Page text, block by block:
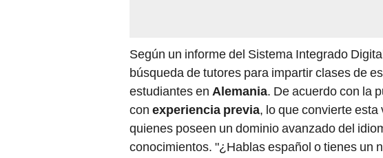
Según un informe del Sistema Integrado
búsqueda de tutores para impartir clases de
estudiantes en Alemania . De acuerdo con la
con experiencia previa , lo que convierte
quienes poseen un dominio avanzado del
conocimientos. "¿Hablas español o tienes un